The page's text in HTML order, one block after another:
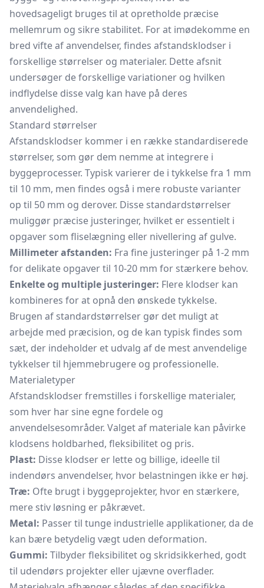
hovedsageligt bruges til at opretholde præcise
mellemrum og sikre stabilitet. For at imødekomme en
bred vifte af anvendelser, findes afstandsklodser i
forskellige størrelser og materialer. Dette afsnit
undersøger de forskellige variationer og hvilken
indflydelse disse valg kan have på deres
anvendelighed.
Standard størrelser
Afstandsklodser kommer i en række standardiserede
størrelser, som gør dem nemme at integrere i
byggeprocesser. Typisk varierer de i tykkelse fra 1 mm
til 10 mm, men findes også i mere robuste varianter
op til 50 mm og derover. Disse standardstørrelser
muliggør præcise justeringer, hvilket er essentielt i
opgaver som fliselægning eller nivellering af gulve.
Millimeter afstanden: Fra fine justeringer på 1-2 mm
for delikate opgaver til 10-20 mm for stærkere behov.
Enkelte og multiple justeringer: Flere klodser kan
kombineres for at opnå den ønskede tykkelse.
Brugen af standardstørrelser gør det muligt at
arbejde med præcision, og de kan typisk findes som
sæt, der indeholder et udvalg af de mest anvendelige
tykkelser til hjemmebrugere og professionelle.
Materialetyper
Afstandsklodser fremstilles i forskellige materialer,
som hver har sine egne fordele og
anvendelsesområder. Valget af materiale kan påvirke
klodsens holdbarhed, fleksibilitet og pris.
Plast: Disse klodser er lette og billige, ideelle til
indendørs anvendelser, hvor belastningen ikke er høj.
Træ: Ofte brugt i byggeprojekter, hvor en stærkere,
mere stiv løsning er påkrævet.
Metal: Passer til tunge industrielle applikationer, da de
kan bære betydelig vægt uden deformation.
Gummi: Tilbyder fleksibilitet og skridsikkerhed, godt
til udendørs projekter eller ujævne overflader.